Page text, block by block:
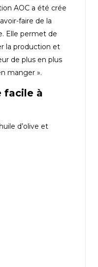
AOC a été crée
faire de la
Elle permet de
la production et
de plus en plus
manger ».
facile à
d’olive et